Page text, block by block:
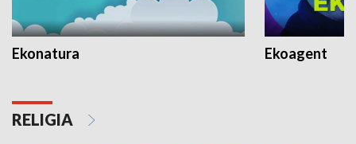
Ekonatura Ekoagent
RELIGIA